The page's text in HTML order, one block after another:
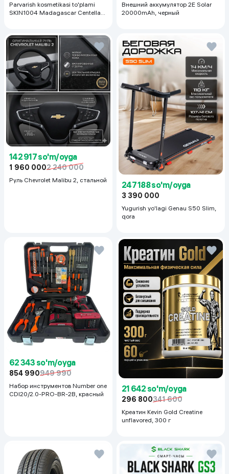
Parvarish kosmetikasi to'plami
SKIN1004 Madagascar Centella
Внешний аккумулятор 2E Solar
20000mAh, черный
142 917 so'm/oyga
1 960 0002 240 000
Руль Chevrolet Malibu 2, cтальной
247 188 so'm/oyga
3 390 000
Yugurish yo'lagi Genau S50 Slim,
qora
62 343 so'm/oyga
854 990949 990
Набор инструментов Number one
CDI20/2.0-PRO-BR-2B, красный
21 642 so'm/oyga
296 800341 600
Креатин Kevin Gold Creatine
unflavored, 300 г